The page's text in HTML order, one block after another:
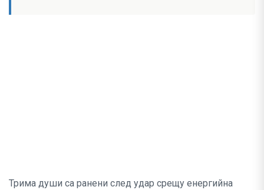
Трима души са ранени след удар срещу енергийна